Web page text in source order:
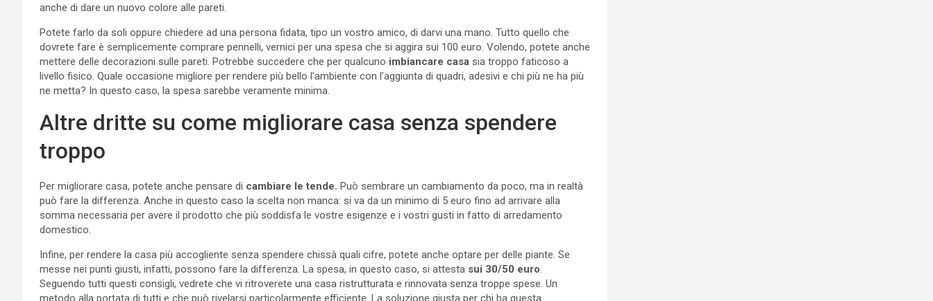
anche di dare un nuovo colore alle pareti.
Potete farlo da soli oppure chiedere ad una persona fidata, tipo un vostro amico, di darvi una mano. Tutto quello che
dovrete fare è semplicemente comprare pennelli, vernici per una spesa che si aggira sui 100 euro. Volendo, potete anche
mettere delle decorazioni sulle pareti. Potrebbe succedere che per qualcuno imbiancare casa sia troppo faticoso a
livello fisico. Quale occasione migliore per rendere più bello l’ambiente con l’aggiunta di quadri, adesivi e chi più ne ha più
ne metta? In questo caso, la spesa sarebbe veramente minima.
Altre dritte su come migliorare casa senza spendere
troppo
Per migliorare casa, potete anche pensare di cambiare le tende. Può sembrare un cambiamento da poco, ma in realtà
può fare la differenza. Anche in questo caso la scelta non manca: si va da un minimo di 5 euro fino ad arrivare alla
somma necessaria per avere il prodotto che più soddisfa le vostre esigenze e i vostri gusti in fatto di arredamento
domestico.
Infine, per rendere la casa più accogliente senza spendere chissà quali cifre, potete anche optare per delle piante. Se
messe nei punti giusti, infatti, possono fare la differenza. La spesa, in questo caso, si attesta sui 30/50 euro
Seguendo tutti questi consigli, vedrete che vi ritroverete una casa ristrutturata e rinnovata senza troppe spese. Un
metodo alla portata di tutti e che può rivelarsi particolarmente efficiente. La soluzione giusta per chi ha questa